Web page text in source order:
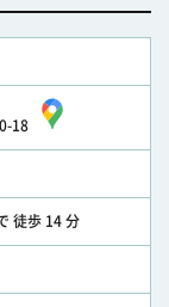
18
徒歩 14 分